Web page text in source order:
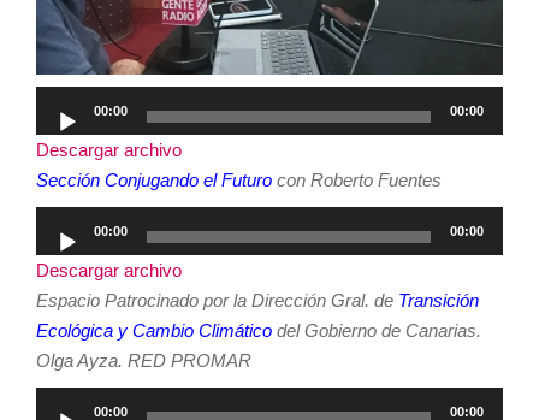
de
audio
00:00 00:00
Descargar archivo
Sección Conjugando el Futuro con Roberto Fuentes
de
audio
00:00 00:00
Descargar archivo
Espacio Patrocinado por la Dirección Gral. de Transición
Ecológica y Cambio Climático del Gobierno de Canarias.
Olga Ayza. RED PROMAR
00:00 00:00